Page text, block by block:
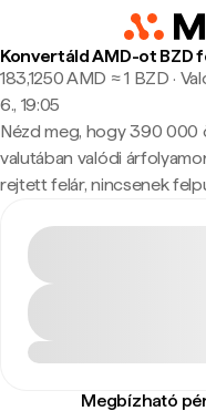
Konvertáld AMD-ot BZD
183,1250 AMD ≈ 1 BZD ·
6., 19:05
Nézd meg, hogy 390 000
valutában valódi
rejtett felár, nincsenek
Megbízható